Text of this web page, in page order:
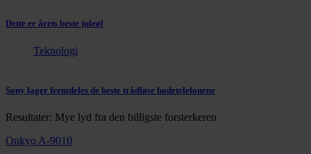
Dette er årets beste juleøl
Teknologi
Sony lager fremdeles de beste trådløse hodetelefonene
Resultater: Mye lyd fra den billigste forsterkeren
Onkyo A-9010